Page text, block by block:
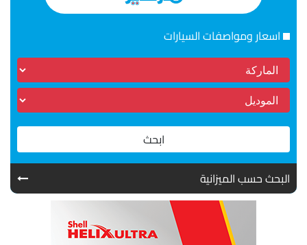
اسعار ومواصفات السيارات
ابحث
البحث حسب الميزانية